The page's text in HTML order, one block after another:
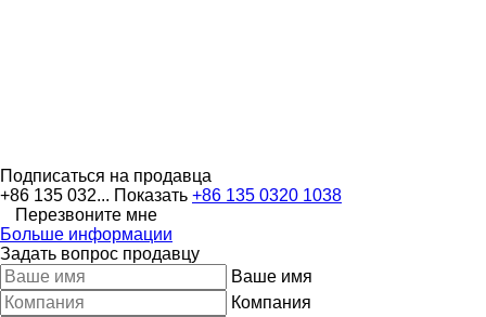
Подписаться на продавца
+86 135 032... Показать +86 135 0320 1038
Перезвоните мне
Больше информации
Задать вопрос продавцу
Ваше имя
Компания